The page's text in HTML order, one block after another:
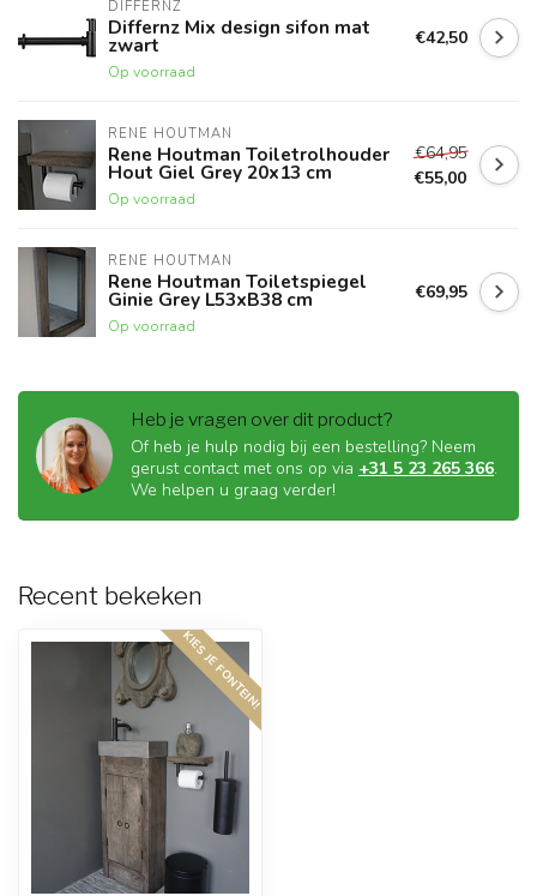
DIFFERNZ
Differnz Mix design sifon mat
zwart
Op voorraad
€42,50
RENE HOUTMAN
Rene Houtman Toiletrolhouder
Hout Giel Grey 20x13 cm
Op voorraad
€64,95
€55,00
RENE HOUTMAN
Rene Houtman Toiletspiegel
Ginie Grey L53xB38 cm
Op voorraad
€69,95
Heb je vragen over dit product?
Of heb je hulp nodig bij een bestelling? Neem
gerust contact met ons op via +31 5 23 265 366.
We helpen u graag verder!
Recent bekeken
KIES JE FONTEIN!